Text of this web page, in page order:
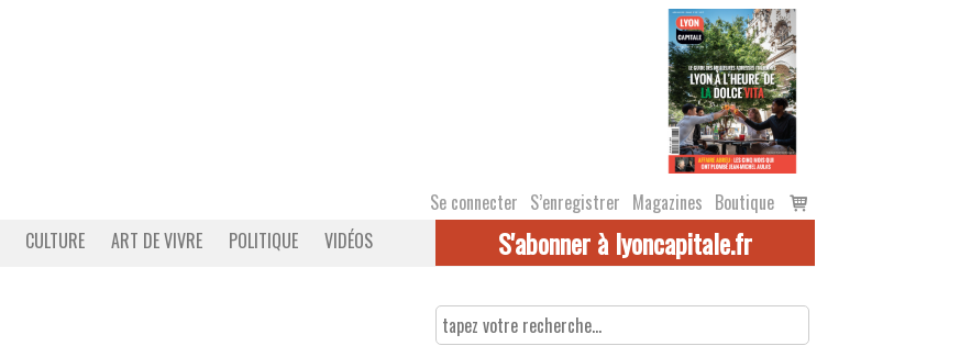
Se connecter S’enregistrer Magazines Boutique
Voir
le
CULTURE ART DE VIVRE POLITIQUE VIDÉOS S'abonner à lyoncapitale.fr